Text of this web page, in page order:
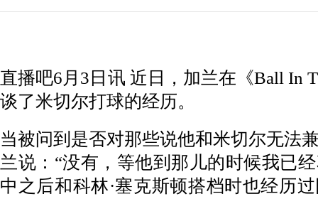
直播吧6月3日讯 近日，加兰在《Ball In
谈了米切尔打球的经历。
当被问到是否对那些说他和米切尔无法
兰说：“没有，等他到那儿的时候我已
中之后和科林·塞克斯顿搭档时也经历